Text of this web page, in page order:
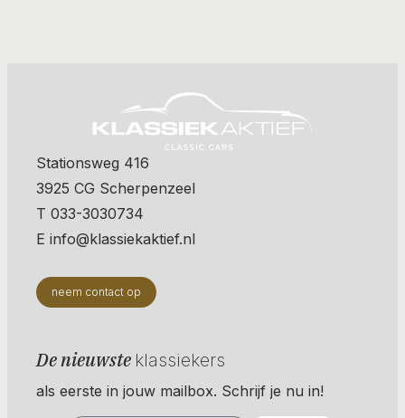
Stationsweg 416
3925 CG Scherpenzeel
T 033-3030734
E info@klassiekaktief.nl
neem contact op
De nieuwste klassiekers
als eerste in jouw mailbox. Schrijf je nu in!